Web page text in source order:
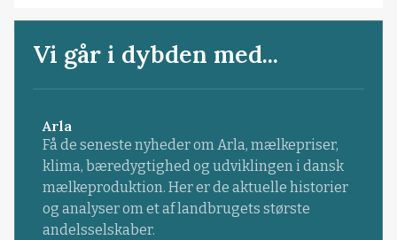
Vi går i dybden med...
Arla
Få de seneste nyheder om Arla, mælkepriser,
klima, bæredygtighed og udviklingen i dansk
mælkeproduktion. Her er de aktuelle historier
og analyser om et af landbrugets største
andelsselskaber.